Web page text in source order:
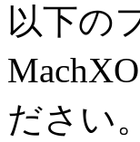
以下の
ださい